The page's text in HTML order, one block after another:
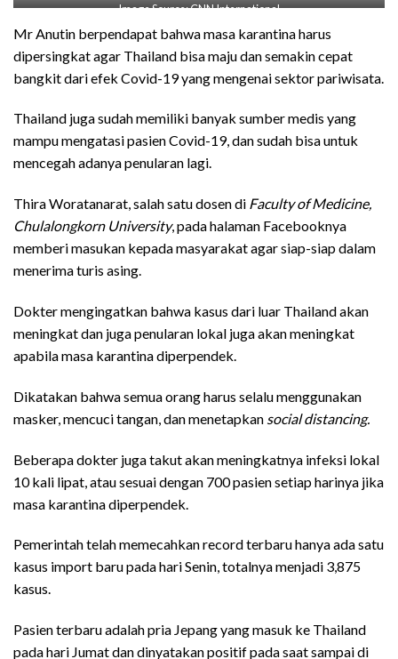
Image Source: CNN International
Mr Anutin berpendapat bahwa masa karantina harus
dipersingkat agar Thailand bisa maju dan semakin cepat
bangkit dari efek Covid-19 yang mengenai sektor pariwisata.
Thailand juga sudah memiliki banyak sumber medis yang
mampu mengatasi pasien Covid-19, dan sudah bisa untuk
mencegah adanya penularan lagi.
Thira Woratanarat, salah satu dosen di Faculty of Medicine,
Chulalongkorn University, pada halaman Facebooknya
memberi masukan kepada masyarakat agar siap-siap dalam
menerima turis asing.
Dokter mengingatkan bahwa kasus dari luar Thailand akan
meningkat dan juga penularan lokal juga akan meningkat
apabila masa karantina diperpendek.
Dikatakan bahwa semua orang harus selalu menggunakan
masker, mencuci tangan, dan menetapkan social distancing.
Beberapa dokter juga takut akan meningkatnya infeksi lokal
10 kali lipat, atau sesuai dengan 700 pasien setiap harinya jika
masa karantina diperpendek.
Pemerintah telah memecahkan record terbaru hanya ada satu
kasus import baru pada hari Senin, totalnya menjadi 3,875
kasus.
Pasien terbaru adalah pria Jepang yang masuk ke Thailand
pada hari Jumat dan dinyatakan positif pada saat sampai di